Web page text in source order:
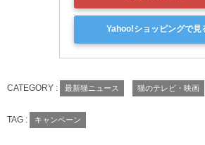
Yahoo!ショッピングで見
CATEGORY : 最新猫ニュース 猫のテレビ・映画
TAG : キャンペーン